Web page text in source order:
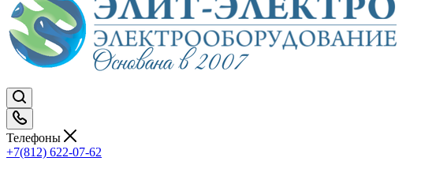
Телефоны
+7(812) 622-07-62